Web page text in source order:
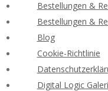
Bestellungen &
Bestellungen &
Blog
Cookie-Richtlinie
Digital Logic